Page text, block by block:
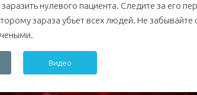
нулевого пациента. Следите за его
зараза убьет всех людей. Не забывайте
Видео